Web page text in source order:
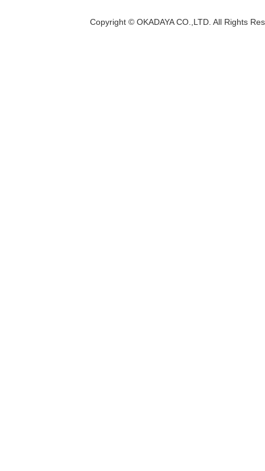
Copyright © OKADAYA CO.,LTD. All Rights